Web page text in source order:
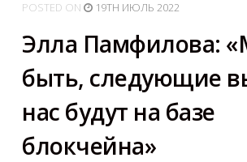
POSTED ON 19TH ИЮЛЬ 2022
Элла Памфилова:
быть, следующие
нас будут на базе
блокчейна»